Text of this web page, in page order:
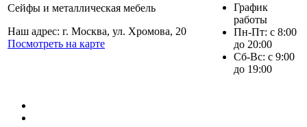
Сейфы и металлическая мебель
Наш адрес: г. Москва, ул. Хромова, 20
Посмотреть на карте
График
работы
Пн-Пт: с 8:00
до 20:00
Сб-Вс: с 9:00
до 19:00